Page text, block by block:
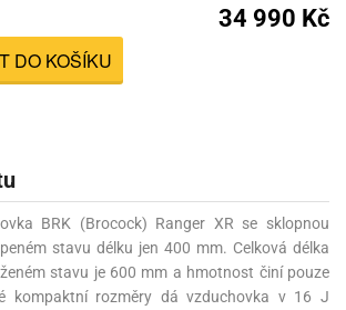
34 990 Kč
DO KOŠÍKU
BRK (Brocock) Ranger XR se sklopnou
stavu délku jen 400 mm. Celková délka
stavu je 600 mm a hmotnost činí pouze
kompaktní rozměry dá vzduchovka v 16 J